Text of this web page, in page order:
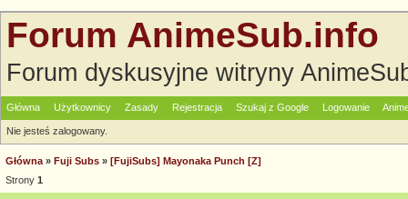
Forum AnimeSub.info
Forum dyskusyjne witryny
Główna Użytkownicy Zasady Rejestracja Szukaj z Google Logowanie
Nie jesteś zalogowany.
Główna » Fuji Subs » [FujiSubs] Mayonaka Punch [Z]
Strony 1